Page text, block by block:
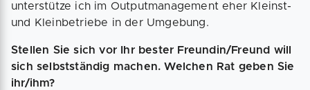
unterstütze ich im Outputmanagement eher Kleinst-
und Kleinbetriebe in der Umgebung.
Stellen Sie sich vor Ihr bester Freundin/Freund will
sich selbstständig machen. Welchen Rat geben Sie
ihr/ihm?